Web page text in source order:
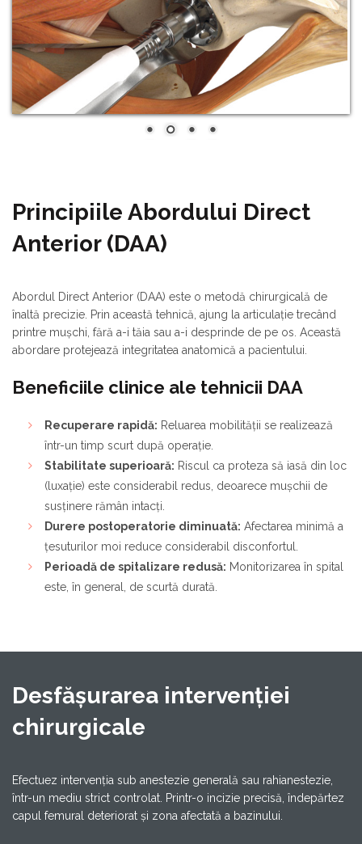
Principiile Abordului Direct
Anterior (DAA)
Abordul Direct Anterior (DAA) este o metodă chirurgicală de
înaltă precizie. Prin această tehnică, ajung la articulație trecând
printre mușchi, fără a-i tăia sau a-i desprinde de pe os. Această
abordare protejează integritatea anatomică a pacientului.
Beneficiile clinice ale tehnicii DAA
Recuperare rapidă: Reluarea mobilității se realizează
într-un timp scurt după operație.
Stabilitate superioară: Riscul ca proteza să iasă din loc
(luxație) este considerabil redus, deoarece mușchii de
susținere rămân intacți.
Durere postoperatorie diminuată: Afectarea minimă a
țesuturilor moi reduce considerabil disconfortul.
Perioadă de spitalizare redusă: Monitorizarea în spital
este, în general, de scurtă durată.
Desfășurarea intervenției
chirurgicale
Efectuez intervenția sub anestezie generală sau rahianestezie,
într-un mediu strict controlat. Printr-o incizie precisă, îndepărtez
capul femural deteriorat și zona afectată a bazinului.